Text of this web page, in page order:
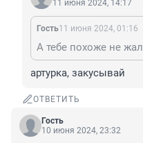
11 июня 2024, 14:17
Гость11 июня 2024, 01:16
артурка, закусывай
ОТВЕТИТЬ
Гость
10 июня 2024, 23:32